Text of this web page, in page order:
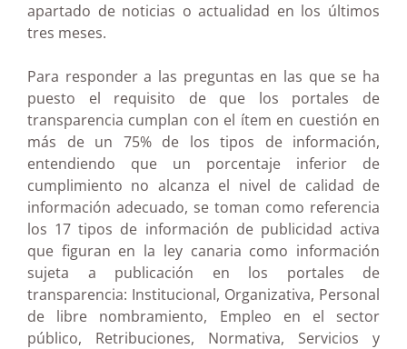
apartado de noticias o actualidad en los últimos
tres meses.
Para responder a las preguntas en las que se ha
puesto el requisito de que los portales de
transparencia cumplan con el ítem en cuestión en
más de un 75% de los tipos de información,
entendiendo que un porcentaje inferior de
cumplimiento no alcanza el nivel de calidad de
información adecuado, se toman como referencia
los 17 tipos de información de publicidad activa
que figuran en la ley canaria como información
sujeta a publicación en los portales de
transparencia: Institucional, Organizativa, Personal
de libre nombramiento, Empleo en el sector
público, Retribuciones, Normativa, Servicios y